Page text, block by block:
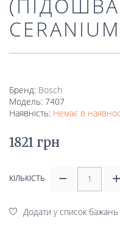
(ПІДОШВА
Бренд: Bosch
Модель: 7407
Наявність: Немає в
1821 грн
КІЛЬКІСТЬ
Додати у список бажань